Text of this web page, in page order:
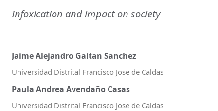
Infoxication and impact on society
Jaime Alejandro Gaitan Sanchez
Universidad Distrital Francisco Jose de Caldas
Paula Andrea Avendaño Casas
Universidad Distrital Francisco Jose de Caldas